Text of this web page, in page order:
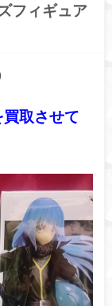
フィギュア
取させて